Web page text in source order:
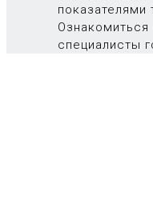
показателями
специалисты